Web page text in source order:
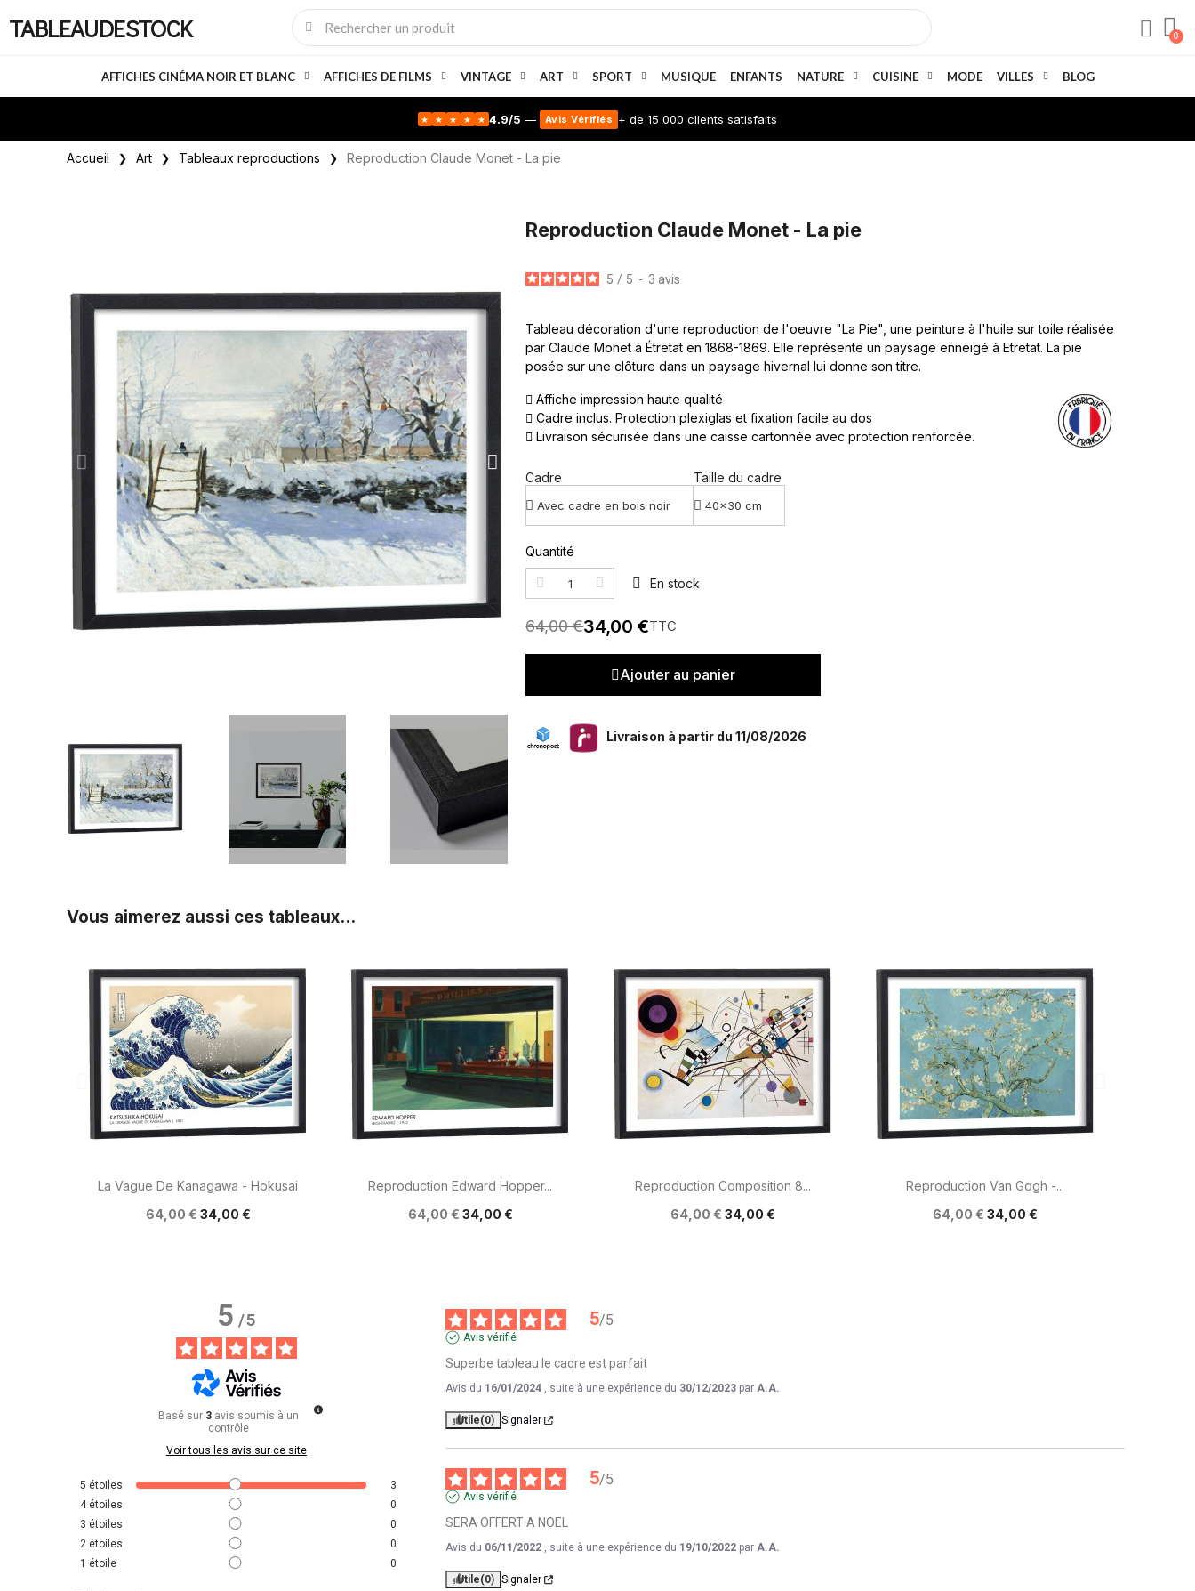
TABLEAUDESTOCK
AFFICHES CINÉMA NOIR ET BLANC AFFICHES DE FILMS VINTAGE ART SPORT MUSIQUE ENFANTS NATURE CUISINE MODE VILLES BLOG
★ ★ ★ ★ ★ 4.9/5 — Avis Vérifiés + de 15 000 clients satisfaits
Accueil Art Tableaux reproductions Reproduction Claude Monet - La pie
Reproduction Claude Monet - La pie
5 / 5 - 3 avis
Tableau décoration d'une reproduction de l'oeuvre "La Pie", une peinture à l'huile sur toile réalisée
par Claude Monet à Étretat en 1868-1869. Elle représente un paysage enneigé à Etretat. La pie
posée sur une clôture dans un paysage hivernal lui donne son titre.
Affiche impression haute qualité
Cadre inclus. Protection plexiglas et fixation facile au dos
Livraison sécurisée dans une caisse cartonnée avec protection renforcée.
Cadre Taille du cadre
Quantité
En stock
64,00 €34,00 €TTC
Ajouter au panier
Livraison à partir du 11/08/2026
Vous aimerez aussi ces tableaux...
Aperçu rapide
La Vague De Kanagawa - Hokusai
64,00 €34,00 €
Aperçu rapide
Reproduction Edward Hopper...
64,00 €34,00 €
Aperçu rapide
Reproduction Composition 8...
64,00 €34,00 €
Aperçu rapide
Reproduction Van Gogh -...
64,00 €34,00 €
5/5
Basé sur 3 avis soumis à un
contrôle
Voir tous les avis sur ce site
5 étoiles
3
4 étoiles
0
3 étoiles
0
2 étoiles
0
1 étoile 0
5/5
Avis vérifié
Superbe tableau le cadre est parfait
Avis du 16/01/2024 , suite à une expérience du 30/12/2023 par A.A.
Utile(0) Signaler
5/5
Avis vérifié
SERA OFFERT A NOEL
Avis du 06/11/2022 , suite à une expérience du 19/10/2022 par A.A.
Utile(0) Signaler